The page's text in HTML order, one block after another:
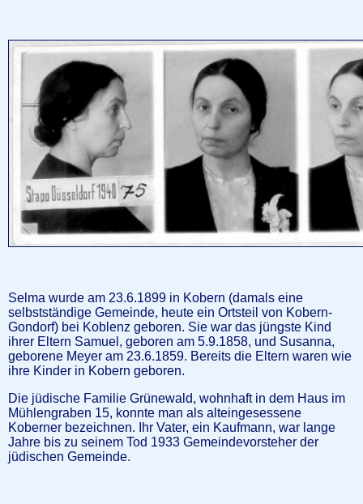
Selma wurde am 23.6.1899 in Kobern (damals eine
selbstständige Gemeinde, heute ein Ortsteil von Kobern-
Gondorf) bei Koblenz geboren. Sie war das jüngste Kind
ihrer Eltern Samuel, geboren am 5.9.1858, und Susanna,
geborene Meyer am 23.6.1859. Bereits die Eltern waren wie
ihre Kinder in Kobern geboren.
Die jüdische Familie Grünewald, wohnhaft in dem Haus im
Mühlengraben 15, konnte man als alteingesessene
Koberner bezeichnen. Ihr Vater, ein Kaufmann, war lange
Jahre bis zu seinem Tod 1933 Gemeindevorsteher der
jüdischen Gemeinde.